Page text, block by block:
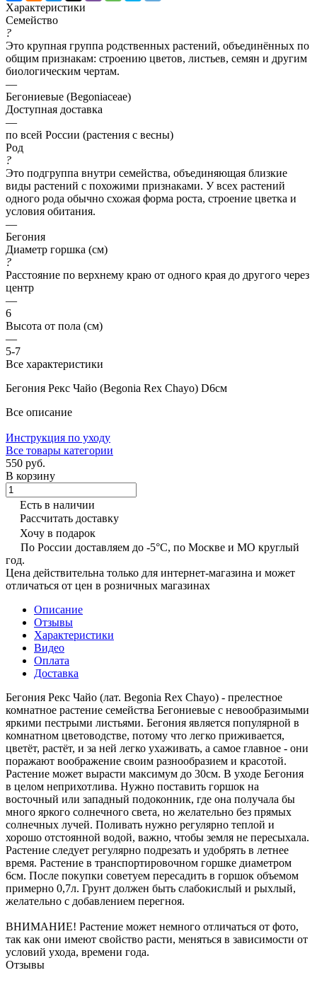
Характеристики
Семейство
?
Это крупная группа родственных растений, объединённых по
общим признакам: строению цветов, листьев, семян и другим
биологическим чертам.
—
Бегониевые (Begoniaceae)
Доступная доставка
—
по всей России (растения с весны)
Род
?
Это подгруппа внутри семейства, объединяющая близкие
виды растений с похожими признаками. У всех растений
одного рода обычно схожая форма роста, строение цветка и
условия обитания.
—
Бегония
Диаметр горшка (см)
?
Расстояние по верхнему краю от одного края до другого через
центр
—
6
Высота от пола (см)
—
5-7
Все характеристики
Бегония Рекс Чайо (Begonia Rex Chayo) D6см
Все описание
Инструкция по уходу
Все товары категории
550 руб.
В корзину
Есть в наличии
Рассчитать доставку
Хочу в подарок
По России доставляем до -5°C, по Москве и МО круглый
год.
Цена действительна только для интернет-магазина и может
отличаться от цен в розничных магазинах
Описание
Отзывы
Характеристики
Видео
Оплата
Доставка
Бегония Рекс Чайо (лат. Begonia Rex Chayo) - прелестное
комнатное растение семейства Бегониевые с невообразимыми
яркими пестрыми листьями. Бегония является популярной в
комнатном цветоводстве, потому что легко приживается,
цветёт, растёт, и за ней легко ухаживать, а самое главное - они
поражают воображение своим разнообразием и красотой.
Растение может вырасти максимум до 30см. В уходе Бегония
в целом неприхотлива. Нужно поставить горшок на
восточный или западный подоконник, где она получала бы
много яркого солнечного света, но желательно без прямых
солнечных лучей. Поливать нужно регулярно теплой и
хорошо отстоянной водой, важно, чтобы земля не пересыхала.
Растение следует регулярно подрезать и удобрять в летнее
время. Растение в транспортировочном горшке диаметром
6см. После покупки советуем пересадить в горшок объемом
примерно 0,7л. Грунт должен быть слабокислый и рыхлый,
желательно с добавлением перегноя.
ВНИМАНИЕ! Растение может немного отличаться от фото,
так как они имеют свойство расти, меняться в зависимости от
условий ухода, времени года.
Отзывы